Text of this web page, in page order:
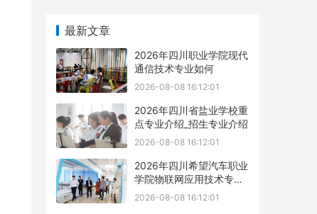
最新文章
2026年四川职业学院现代
通信技术专业如何
2026-08-08 16:12:01
2026年四川省盐业学校重
点专业介绍_招生专业介绍
2026-08-08 16:12:01
2026年四川希望汽车职业
学院物联网应用技术专业
如何
2026-08-08 16:12:01